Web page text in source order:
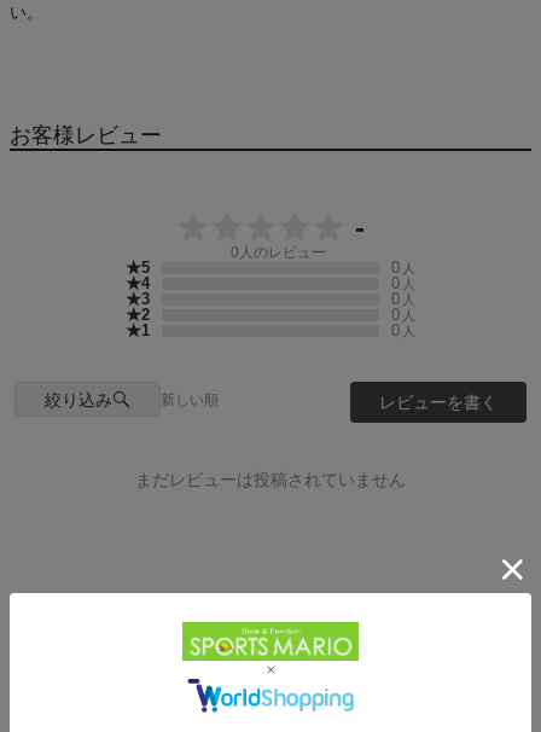
い。
お客様レビュー
-
0 人のレビュー
★5 0 人
★4 0 人
★3 0 人
★2 0 人
★1 0 人
絞り込み 新しい順 レビューを書く
まだレビューは投稿されていません
カジュアル・アウトドア